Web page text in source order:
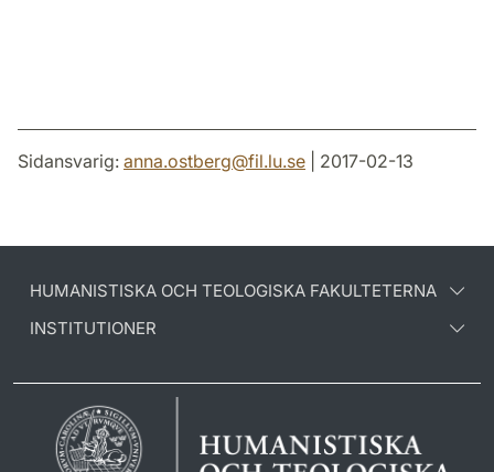
Sidansvarig: anna.ostberg@fil.lu.se | 2017-02-13
HUMANISTISKA OCH TEOLOGISKA FAKULTETERNA
INSTITUTIONER